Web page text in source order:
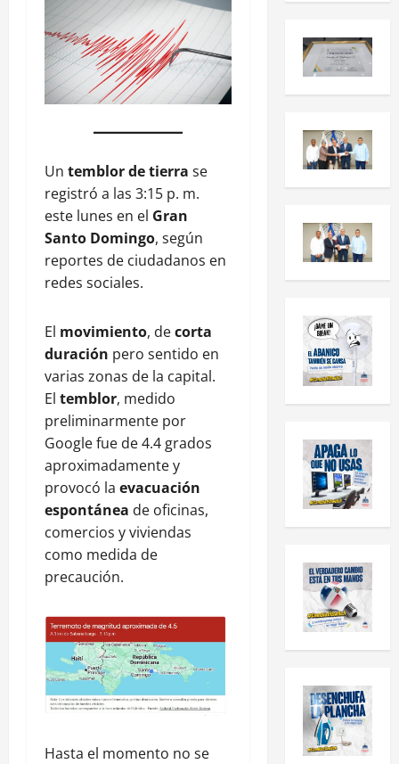
Un temblor de tierra se
registró a las 3:15 p. m.
este lunes en el Gran
Santo Domingo, según
reportes de ciudadanos en
redes sociales.
El movimiento, decorta
duración pero sentido en
varias zonas de la capital.
El temblor, medido
preliminarmente por
Google fue de 4.4 grados
aproximadamente y
provocó la evacuación
espontánea de oficinas,
comercios y viviendas
como medida de
precaución.
Hasta el momento no se